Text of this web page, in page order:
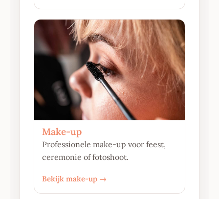
Make-up
Professionele make-up voor feest,
ceremonie of fotoshoot.
Bekijk make-up →